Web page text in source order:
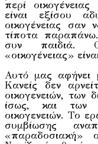
περί
είναι εξίσου
οικογένειας σαν
τίποτα
συν παιδιά.
«οικογένειας»
Αυτό μας αφήνει
Κανείς δεν
οικογενειών, των
ίσως, και των
οικογενειών. Το
συμβίωσης
«παραδοσιακή»